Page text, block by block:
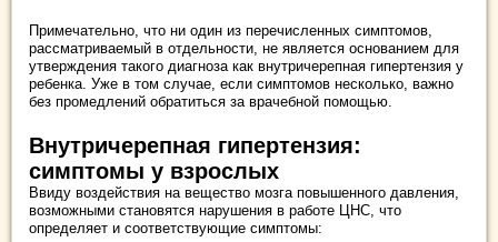
Примечательно, что ни один из перечисленных симптомов,
рассматриваемый в отдельности, не является основанием для
утверждения такого диагноза как внутричерепная гипертензия у
ребенка. Уже в том случае, если симптомов несколько, важно
без промедлений обратиться за врачебной помощью.
Внутричерепная гипертензия:
симптомы у взрослых
Ввиду воздействия на вещество мозга повышенного давления,
возможными становятся нарушения в работе ЦНС, что
определяет и соответствующие симптомы: